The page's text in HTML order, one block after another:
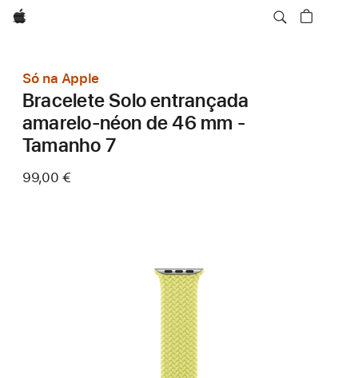
Apple
Só na Apple
Bracelete Solo entrançada
amarelo‑néon de 46 mm -
Tamanho 7
99,00 €